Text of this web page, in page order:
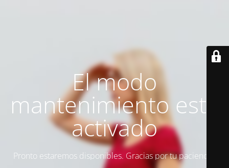
El modo
mantenimiento está
activado
Pronto estaremos disponibles. Gracias por tu paciencia.